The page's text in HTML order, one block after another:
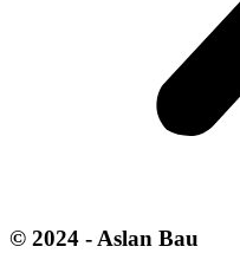
© 2024 - Aslan Bau